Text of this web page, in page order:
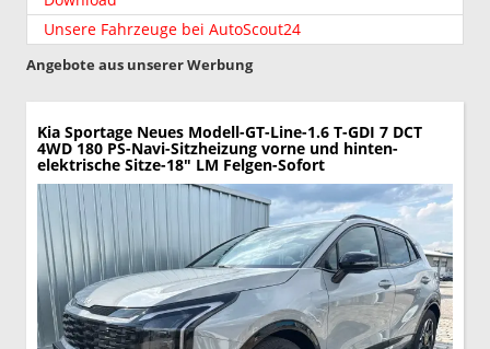
Unsere Fahrzeuge bei AutoScout24
Angebote aus unserer Werbung
Kia Sportage Neues Modell-GT-Line-1.6 T-GDI 7 DCT
4WD 180 PS-Navi-Sitzheizung vorne und hinten-
elektrische Sitze-18" LM Felgen-Sofort